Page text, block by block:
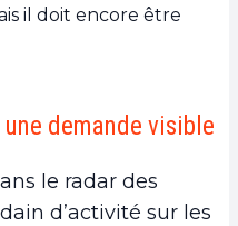
il doit encore être
demande visible
le radar des
d’activité sur les